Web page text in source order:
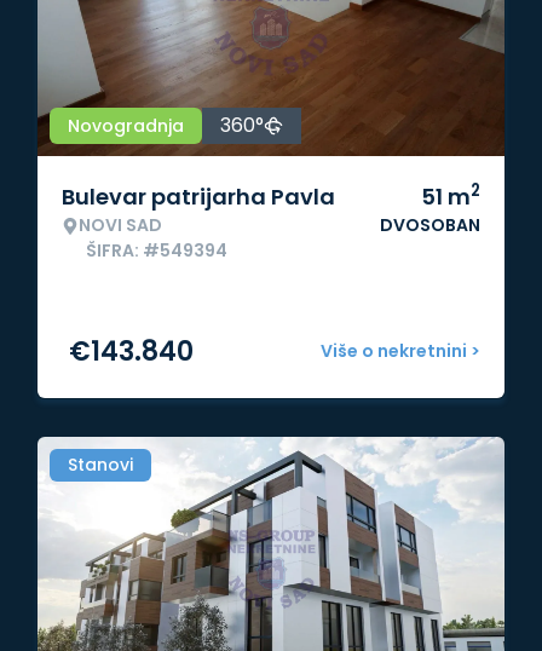
Novogradnja 360°
Bulevar patrijarha Pavla
NOVI SAD
ŠIFRA: #549394
51 m2
DVOSOBAN
Više o nekretnini >
€143.840
Stanovi